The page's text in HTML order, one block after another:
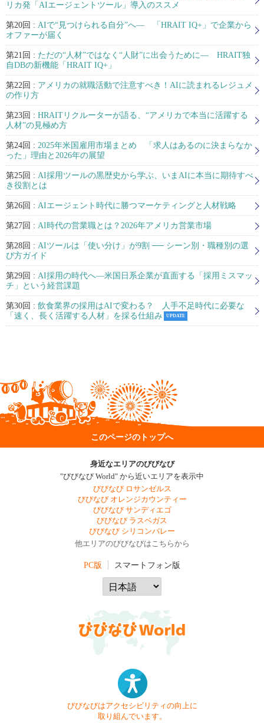
リカ発「AIエージェントツール」導入のススメ
第20回 : AIで“見つけられる自分”へ— 「HRAIT IQ+」で企業から
オファーが届く
第21回 : ただの“人材”ではなく“人財”に出会うために— HRAIT独
自DBの新機能「HRAIT IQ+」
第22回 : アメリカの就職活動で注意すべき！AIに読まれるレジュメ
の作り方
第23回 : HRAITリクルーターが語る、“アメリカで本当に活躍する
人材”の見極め方
第24回 : 2025年米国雇用市場まとめ 「求人はあるのに決まらなか
った」理由と2026年の展望
第25回 : AI採用ツールの黒歴史から学ぶ、いまAIに本当に期待すべ
き役割とは
第26回 : AIエージェント時代に勝つマーケティングと人材戦略
第27回 : AI時代の営業職とは？2026年アメリカ営業市場
第28回 : AIツールは「使い分け」が9割 ── シーン別・職種別の選
び方ガイド
第29回 : AI採用の時代へ—米国日系企業が直面する「採用ミスマッ
チ」という経営課題
第30回 : 飲食業界の採用はAIで変わる？ 人手不足時代に必要な
「速く、長く活躍する人材」を採る仕組み
UPDATE
このページのトップへ
身近なエリアのびびなび
"びびなび World" から近いエリアを表示中
びびなび ロサンゼルス
びびなび オレンジカウンティー
びびなび サンディエゴ
びびなび ラスベガス
びびなび シリコンバレー
他エリアのびびなびはこちらから
PC版 スマートフォン版
びびなびはアクセシビリティの向上に
取り組んでいます。